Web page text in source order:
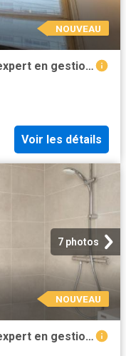
NOUVEAU
T1 à Paris à louer Locagestion, expert en gestion locative
Voir les détails
7 photos
NOUVEAU
T1 à Paris à louer Locagestion, expert en gestion locative